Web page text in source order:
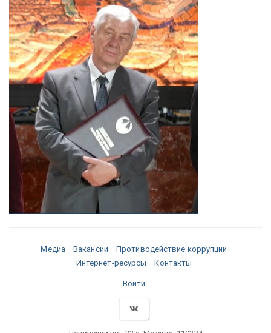
Медиа Вакансии
Противодействие коррупции
Интернет-ресурсы
Контакты
Войти